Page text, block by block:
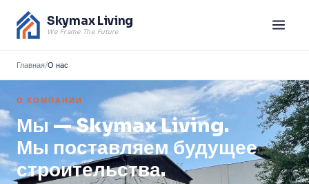
Skymax Living
We Frame The Future
Главная/О нас
О КОМПАНИИ
Мы — Skymax Living.
Мы поставляем будущее
строительства.